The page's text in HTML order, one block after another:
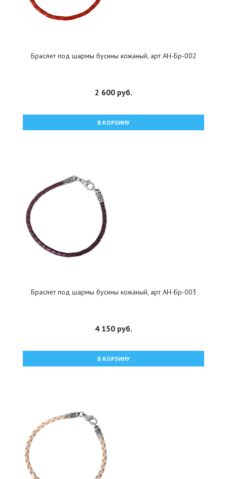
Браслет под шармы бусины кожаный, арт АН-Бр-002
2 600 руб.
В КОРЗИНУ
Браслет под шармы бусины кожаный, арт АН-Бр-003
4 150 руб.
В КОРЗИНУ